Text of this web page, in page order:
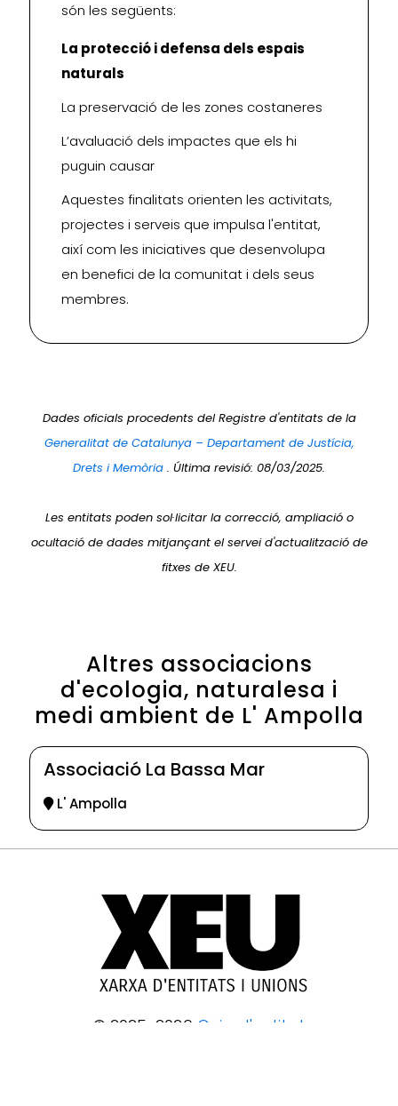
són les següents:
La protecció i defensa dels espais
naturals
La preservació de les zones costaneres
L’avaluació dels impactes que els hi
puguin causar
Aquestes finalitats orienten les activitats,
projectes i serveis que impulsa l'entitat,
així com les iniciatives que desenvolupa
en benefici de la comunitat i dels seus
membres.
Dades oficials procedents del Registre d'entitats de la
Generalitat de Catalunya – Departament de Justícia,
Drets i Memòria . Última revisió: 08/03/2025.
Les entitats poden sol·licitar la correcció, ampliació o
ocultació de dades mitjançant el servei d'actualització de
fitxes de XEU.
Altres associacions
d'ecologia, naturalesa i
medi ambient de L' Ampolla
Associació La Bassa Mar
L' Ampolla
© 2025-2026 Guia d'entitats